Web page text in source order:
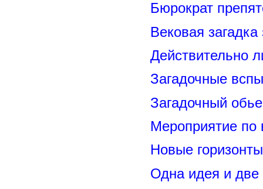
Бюрократ
Вековая
Действительно
Загадочные
Загадочный
Мероприятие
Новые
Одна идея и две